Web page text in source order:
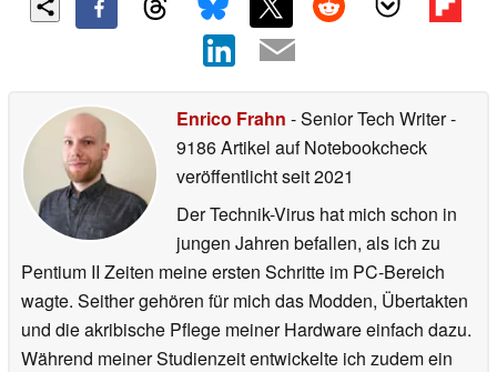
Enrico Frahn - Senior Tech Writer-
9186 Artikel auf Notebookcheck
veröffentlichtseit 2021
Der Technik-Virus hat mich schon in
jungen Jahren befallen, als ich zu
Pentium II Zeiten meine ersten Schritte im PC-Bereich
wagte. Seither gehören für mich das Modden, Übertakten
und die akribische Pflege meiner Hardware einfach dazu.
Während meiner Studienzeit entwickelte ich zudem ein